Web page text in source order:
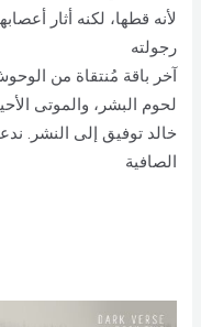
لأنه قطها، لكنه أثار
رجولته
آخر باقة مُنتقاة من
لحوم البشر، والموتى
خالد توفيق إلى النشر.
الصافية